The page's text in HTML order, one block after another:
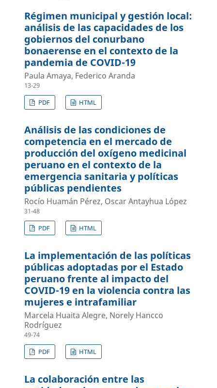
Régimen municipal y gestión local:
análisis de las capacidades de los
gobiernos del conurbano
bonaerense en el contexto de la
pandemia de COVID-19
Paula Amaya, Federico Aranda
13-29
PDF
HTML
Análisis de las condiciones de
competencia en el mercado de
producción del oxígeno medicinal
peruano en el contexto de la
emergencia sanitaria y políticas
públicas pendientes
Rocío Huamán Pérez, Oscar Antayhua López
31-48
PDF
HTML
La implementación de las políticas
públicas adoptadas por el Estado
peruano frente al impacto del
COVID-19 en la violencia contra las
mujeres e intrafamiliar
Marcela Huaita Alegre, Norely Hancco
Rodríguez
49-74
PDF
HTML
La colaboración entre las